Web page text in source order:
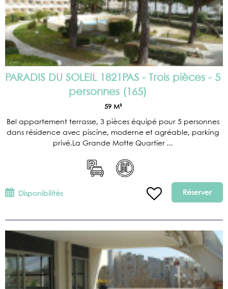
PARADIS DU SOLEIL 1821PAS - Trois pièces - 5
personnes ( 165)
59 M²
Bel appartement terrasse, 3 pièces équipé pour 5 personnes
dans résidence avec piscine, moderne et agréable, parking
privé.La Grande Motte Quartier ...
Disponibilités Réserver